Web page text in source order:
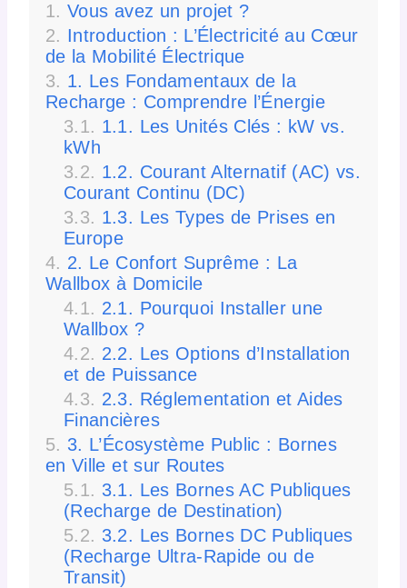
Vous avez un projet ?
Introduction : L’Électricité au Cœur
de la Mobilité Électrique
1. Les Fondamentaux de la
Recharge : Comprendre l’Énergie
1.1. Les Unités Clés : kW vs.
kWh
1.2. Courant Alternatif (AC) vs.
Courant Continu (DC)
1.3. Les Types de Prises en
Europe
2. Le Confort Suprême : La
Wallbox à Domicile
2.1. Pourquoi Installer une
Wallbox ?
2.2. Les Options d’Installation
et de Puissance
2.3. Réglementation et Aides
Financières
3. L’Écosystème Public : Bornes
en Ville et sur Routes
3.1. Les Bornes AC Publiques
(Recharge de Destination)
3.2. Les Bornes DC Publiques
(Recharge Ultra-Rapide ou de
Transit)